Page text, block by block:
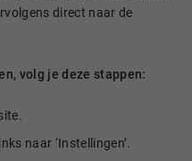
direct naar de
volg je deze stappen:
naar ‘Instellingen’.